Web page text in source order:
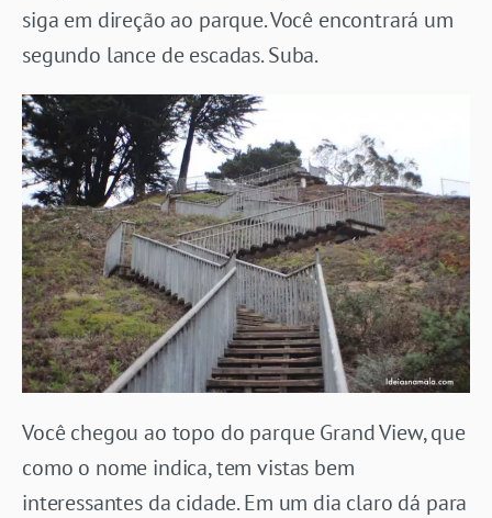
siga em direção ao parque. Você encontrará um
segundo lance de escadas. Suba.
Você chegou ao topo do parque Grand View, que
como o nome indica, tem vistas bem
interessantes da cidade. Em um dia claro dá para